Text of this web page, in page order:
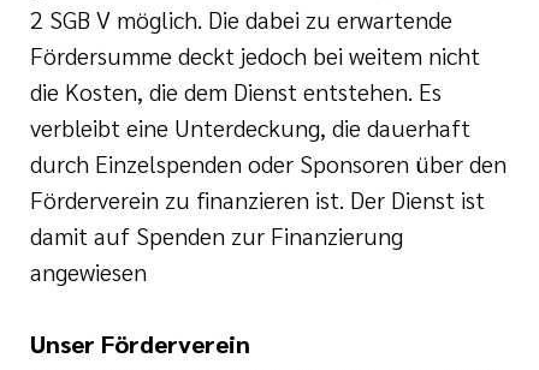
2 SGB V möglich. Die dabei zu erwartende
Fördersumme deckt jedoch bei weitem nicht
die Kosten, die dem Dienst entstehen. Es
verbleibt eine Unterdeckung, die dauerhaft
durch Einzelspenden oder Sponsoren über den
Förderverein zu finanzieren ist. Der Dienst ist
damit auf Spenden zur Finanzierung
angewiesen
Unser Förderverein